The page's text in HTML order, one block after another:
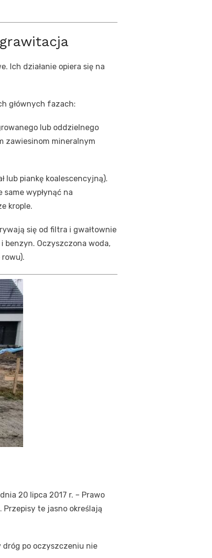
Ich działanie opiera się na
głównych fazach:
lub oddzielnego
zawiesinom mineralnym
lub piankę koalescencyjną).
wypłynąć na
krople.
się od filtra i gwałtownie
Oczyszczona woda,
20 lipca 2017 r. – Prawo
Przepisy te jasno określają
dróg po oczyszczeniu nie